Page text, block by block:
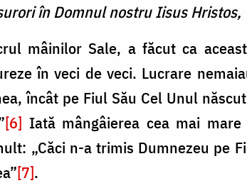
în Domnul nostru Iisus Hristos,
mâinilor Sale, a făcut ca
în veci de veci. Lucrare
încât pe Fiul Său Cel Unul
[6] Iată mângâierea cea mai
„Căci n-a trimis Dumnezeu pe
[7].